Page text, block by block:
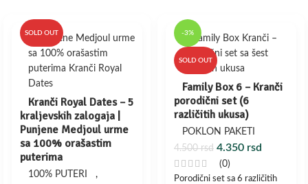
SOLD OUT
Kranči Royal Dates – 5
kraljevskih zalogaja |
Punjene Medjoul urme
sa 100% orašastim
puterima
100% PUTERI
,
-3%
SOLD OUT
Family Box 6 – Kranči
porodični set (6
različitih ukusa)
POKLON PAKETI
4.500rsd 4.350 rsd
(0)
Porodični set sa 6 različitih